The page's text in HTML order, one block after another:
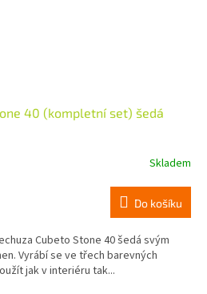
40 (kompletní set) šedá
Skladem
Do košíku
Cubeto Stone 40 šedá svým
Vyrábí se ve třech barevných
jak v interiéru tak...